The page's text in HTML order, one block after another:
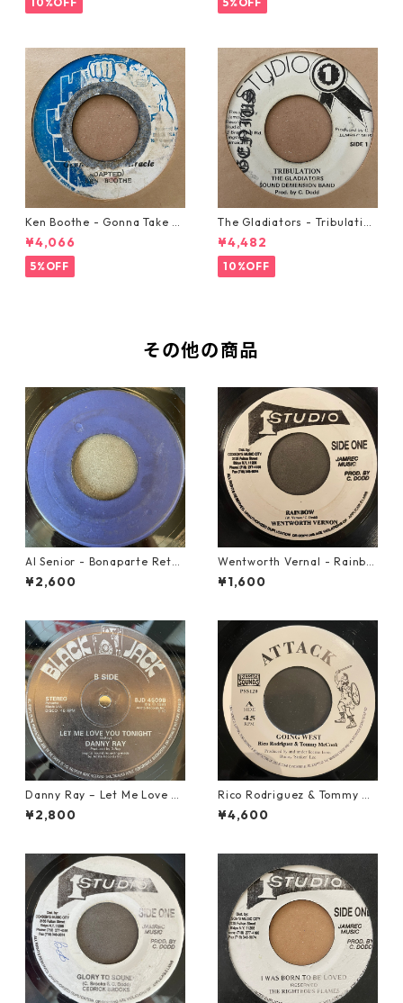
Ken Boothe - Gonna Take A
Miracle【7-21362】
¥4,066
5%OFF
The Gladiators - Tribulation
【7-21365】
¥4,482
10%OFF
その他の商品
Al Senior - Bonaparte Retre
at【7-21861】
¥2,600
Wentworth Vernal - Rainbo
w【7-21940】
¥1,600
Danny Ray – Let Me Love Yo
u Tonight【12-30001】
¥2,800
Rico Rodriguez & Tommy Mc
Cook - Going West【7-2198
3】
¥4,600